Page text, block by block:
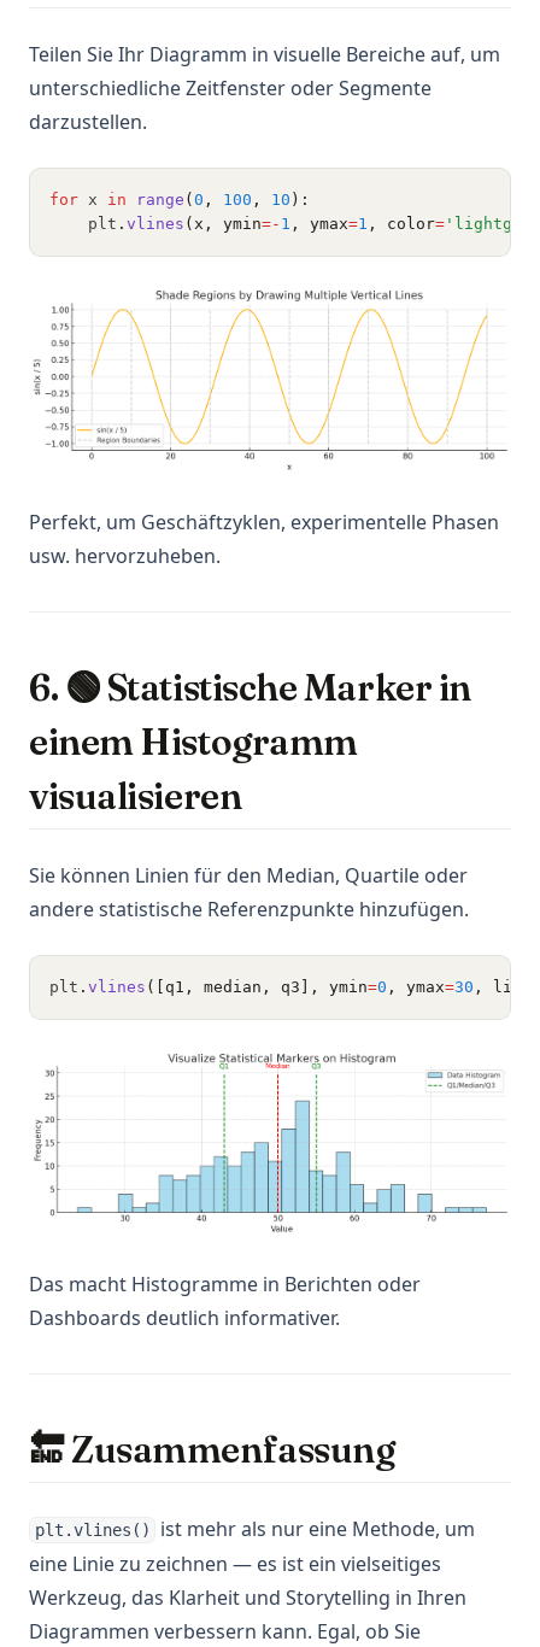
Teilen Sie Ihr Diagramm in visuelle Bereiche auf, um
unterschiedliche Zeitfenster oder Segmente
darzustellen.
for x in range ( 0 , 100 , 10 ):
    plt
. vlines (x, ymin=- 1 , ymax=1 , color=
Perfekt, um Geschäftzyklen, experimentelle Phasen
usw. hervorzuheben.
6. 🟢 Statistische Marker in
einem Histogramm
visualisieren
Sie können Linien für den Median, Quartile oder
andere statistische Referenzpunkte hinzufügen.
plt . vlines ([q1, median, q3], ymin=0 , ymax=30 ,
Das macht Histogramme in Berichten oder
Dashboards deutlich informativer.
🔚 Zusammenfassung
plt.vlines()
ist mehr als nur eine Methode, um
eine Linie zu zeichnen — es ist ein vielseitiges
Werkzeug, das Klarheit und Storytelling in Ihren
Diagrammen verbessern kann. Egal, ob Sie